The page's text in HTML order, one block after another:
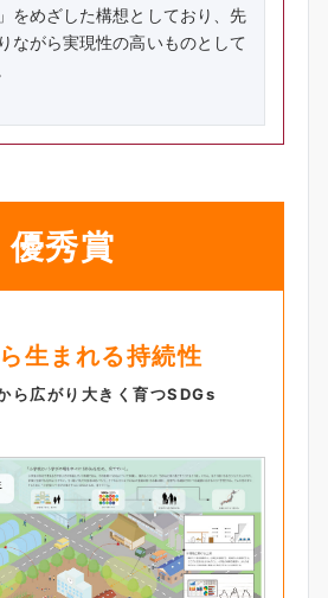
をめざした構想としており、先
ながら実現性の高いものとして
優秀賞
生まれる持続性
ら広がり大きく育つSDGs